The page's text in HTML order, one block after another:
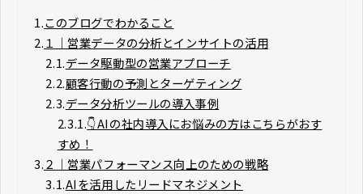
1.このブログでわかること
2. １｜営業データの分析とインサイトの活用
2.1.データ駆動型の営業アプローチ
2.2.顧客行動の予測とターゲティング
2.3.データ分析ツールの導入事例
2.3.1.👇AIの社内導入にお悩みの方はこちらがおす
すめ！
3.２｜営業パフォーマンス向上のための戦略
3.1.AIを活用したリードマネジメント